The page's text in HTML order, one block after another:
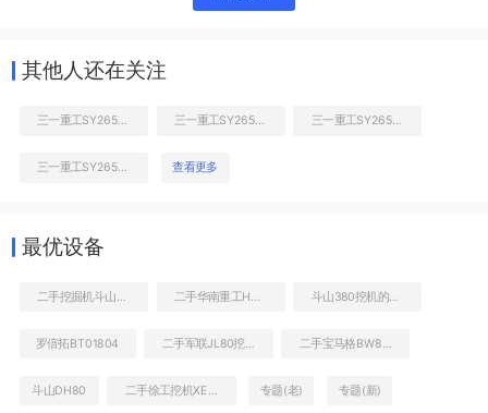
其他人还在关注
三一重工SY265C挖掘机
查看更多
最优设备
斗山380挖机的油耗
罗倍拓BT01804
斗山DH80 专题(老) 专题(新)